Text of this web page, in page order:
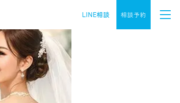
LINE相談 相談予約